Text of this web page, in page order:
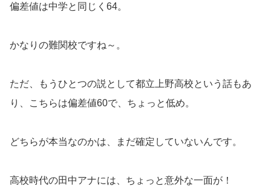
偏差値は中学と同じく64。
かなりの難関校ですね～。
ただ、もうひとつの説として都立上野高校という話もあ
り、こちらは偏差値60で、ちょっと低め。
どちらが本当なのかは、まだ確定していないんです。
高校時代の田中アナには、ちょっと意外な一面が！